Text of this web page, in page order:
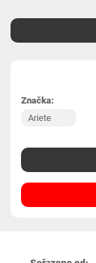
Značka:
Ariete